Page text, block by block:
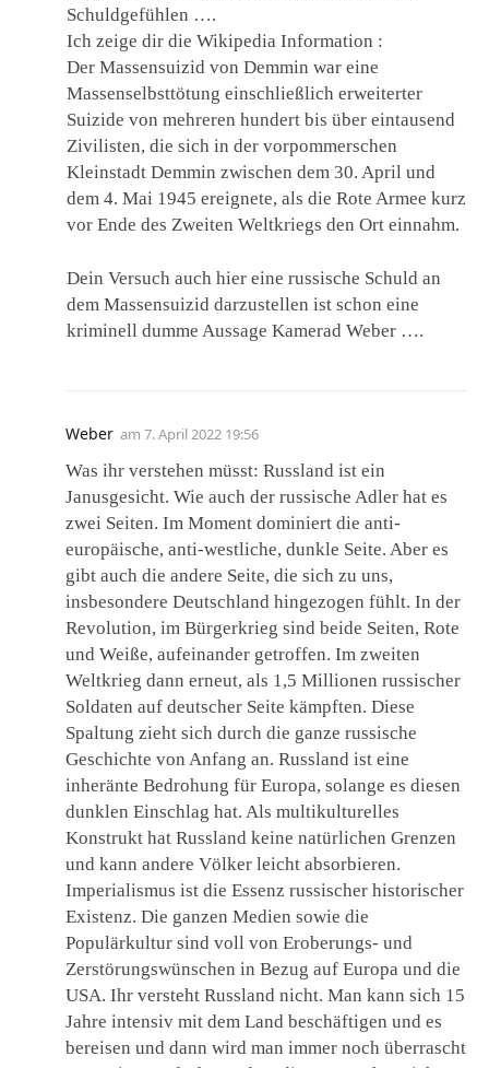
Schuldgefühlen ….
Ich zeige dir die Wikipedia Information :
Der Massensuizid von Demmin war eine
Massenselbsttötung einschließlich erweiterter
Suizide von mehreren hundert bis über eintausend
Zivilisten, die sich in der vorpommerschen
Kleinstadt Demmin zwischen dem 30. April und
dem 4. Mai 1945 ereignete, als die Rote Armee kurz
vor Ende des Zweiten Weltkriegs den Ort einnahm.
Dein Versuch auch hier eine russische Schuld an
dem Massensuizid darzustellen ist schon eine
kriminell dumme Aussage Kamerad Weber ….
Weber am 7. April 2022 19:56
Was ihr verstehen müsst: Russland ist ein
Janusgesicht. Wie auch der russische Adler hat es
zwei Seiten. Im Moment dominiert die anti-
europäische, anti-westliche, dunkle Seite. Aber es
gibt auch die andere Seite, die sich zu uns,
insbesondere Deutschland hingezogen fühlt. In der
Revolution, im Bürgerkrieg sind beide Seiten, Rote
und Weiße, aufeinander getroffen. Im zweiten
Weltkrieg dann erneut, als 1,5 Millionen russischer
Soldaten auf deutscher Seite kämpften. Diese
Spaltung zieht sich durch die ganze russische
Geschichte von Anfang an. Russland ist eine
inheränte Bedrohung für Europa, solange es diesen
dunklen Einschlag hat. Als multikulturelles
Konstrukt hat Russland keine natürlichen Grenzen
und kann andere Völker leicht absorbieren.
Imperialismus ist die Essenz russischer historischer
Existenz. Die ganzen Medien sowie die
Populärkultur sind voll von Eroberungs- und
Zerstörungswünschen in Bezug auf Europa und die
USA. Ihr versteht Russland nicht. Man kann sich 15
Jahre intensiv mit dem Land beschäftigen und es
bereisen und dann wird man immer noch überrascht